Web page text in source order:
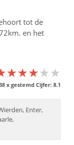
tot de
en het
x gestemd Cijfer: 8.1
Enter,